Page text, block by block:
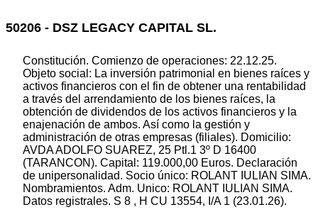
50206 - DSZ LEGACY CAPITAL SL.
Constitución. Comienzo de operaciones: 22.12.25.
Objeto social: La inversión patrimonial en bienes raíces y
activos financieros con el fin de obtener una rentabilidad
a través del arrendamiento de los bienes raíces, la
obtención de dividendos de los activos financieros y la
enajenación de ambos. Así como la gestión y
administración de otras empresas (filiales). Domicilio:
AVDA ADOLFO SUAREZ, 25 Ptl.1 3º D 16400
(TARANCON). Capital: 119.000,00 Euros. Declaración
de unipersonalidad. Socio único: ROLANT IULIAN SIMA.
Nombramientos. Adm. Unico: ROLANT IULIAN SIMA.
Datos registrales. S 8 , H CU 13554, I/A 1 (23.01.26).